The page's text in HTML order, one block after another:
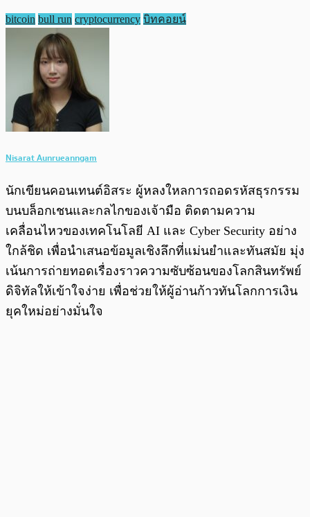
bitcoin bull run cryptocurrency บิทคอยน์
Nisarat Aunrueanngam
นักเขียนคอนเทนต์อิสระ ผู้หลงใหลการถอดรหัสธุรกรรม
บนบล็อกเชนและกลไกของเจ้ามือ ติดตามความ
เคลื่อนไหวของเทคโนโลยี AI และ Cyber Security อย่าง
ใกล้ชิด เพื่อนำเสนอข้อมูลเชิงลึกที่แม่นยำและทันสมัย มุ่ง
เน้นการถ่ายทอดเรื่องราวความซับซ้อนของโลกสินทรัพย์
ดิจิทัลให้เข้าใจง่าย เพื่อช่วยให้ผู้อ่านก้าวทันโลกการเงิน
ยุคใหม่อย่างมั่นใจ